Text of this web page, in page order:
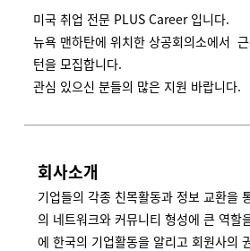
미국 취업 전문 PLUS Career 입니다.
뉴욕 맨하탄에 위치한 상공회의소에서
턴을 모집합니다.
관심 있으신 분들의 많은 지원 바랍니다.
회사소개
기업들의 각종 친목활동과 정보 교환을
의 네트워크와 커뮤니티 형성에 큰 역할
에 한국의 기업활동을 알리고 회원사의